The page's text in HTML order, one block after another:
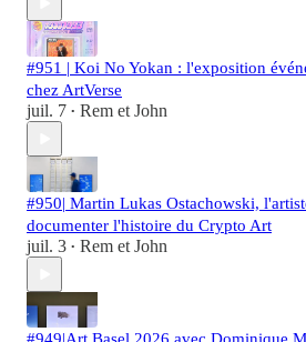
#951 | Koi No Yokan : l'exposition
chez ArtVerse
juil. 7 • Rem et John
#950| Martin Lukas Ostachowski,
documenter l'histoire du Crypto Art
juil. 3 • Rem et John